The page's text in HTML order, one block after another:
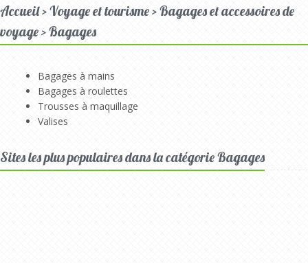
Accueil > Voyage et tourisme > Bagages et accessoires de
voyage > Bagages
Bagages à mains
Bagages à roulettes
Trousses à maquillage
Valises
Sites les plus populaires dans la catégorie Bagages